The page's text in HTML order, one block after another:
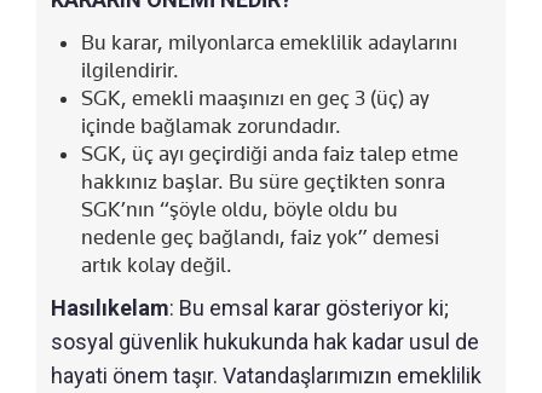
Bu karar, milyonlarca emeklilik adaylarını
ilgilendirir.
SGK, emekli maaşınızı en geç 3 (üç) ay
içinde bağlamak zorundadır.
SGK, üç ayı geçirdiği anda faiz talep etme
hakkınız başlar. Bu süre geçtikten sonra
SGK’nın “şöyle oldu, böyle oldu bu
nedenle geç bağlandı, faiz yok” demesi
artık kolay değil.
Hasılıkelam: Bu emsal karar gösteriyor ki;
sosyal güvenlik hukukunda hak kadar usul de
hayati önem taşır. Vatandaşlarımızın emeklilik